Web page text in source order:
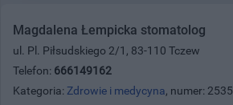
Magdalena Łempicka stomatolog
ul. Pl. Piłsudskiego 2/1, 83-110 Tczew
Telefon: 666149162
Kategoria: Zdrowie i medycyna, numer: 2535